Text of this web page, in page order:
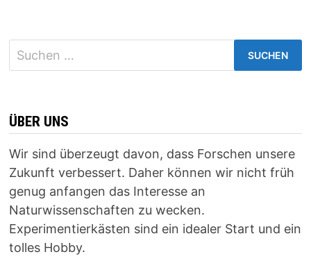
Suchen
nach:
ÜBER UNS
Wir sind überzeugt davon, dass Forschen unsere
Zukunft verbessert. Daher können wir nicht früh
genug anfangen das Interesse an
Naturwissenschaften zu wecken.
Experimentierkästen sind ein idealer Start und ein
tolles Hobby.